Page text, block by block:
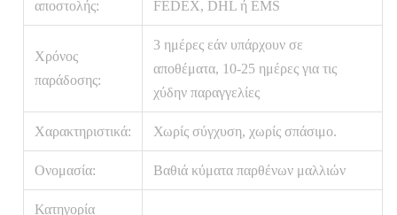
αποστολής:
FEDEX, DHL ή EMS
Χρόνος
παράδοσης:
3 ημέρες εάν υπάρχουν σε
αποθέματα, 10-25 ημέρες για τις
χύδην παραγγελίες
Χαρακτηριστικά: Χωρίς σύγχυση, χωρίς σπάσιμο.
Ονομασία: Βαθιά κύματα παρθένων μαλλιών
Κατηγορία